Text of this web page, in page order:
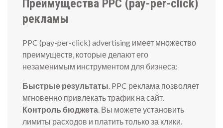
Преимущества PPC (pay-per-click)
рекламы
PPC (pay-per-click) advertising имеет множество
преимуществ, которые делают его
незаменимым инструментом для бизнеса:
Быстрые результаты. PPC реклама позволяет
мгновенно привлекать трафик на сайт.
Контроль бюджета. Вы можете установить
лимиты расходов и платить только за клики.